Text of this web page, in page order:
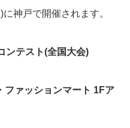
神戸で開催されます。
ンテスト(全国大会)
ファッションマート 1Fア